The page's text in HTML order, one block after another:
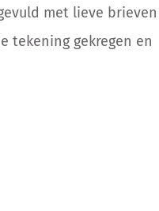
met lieve brieven
tekening gekregen en